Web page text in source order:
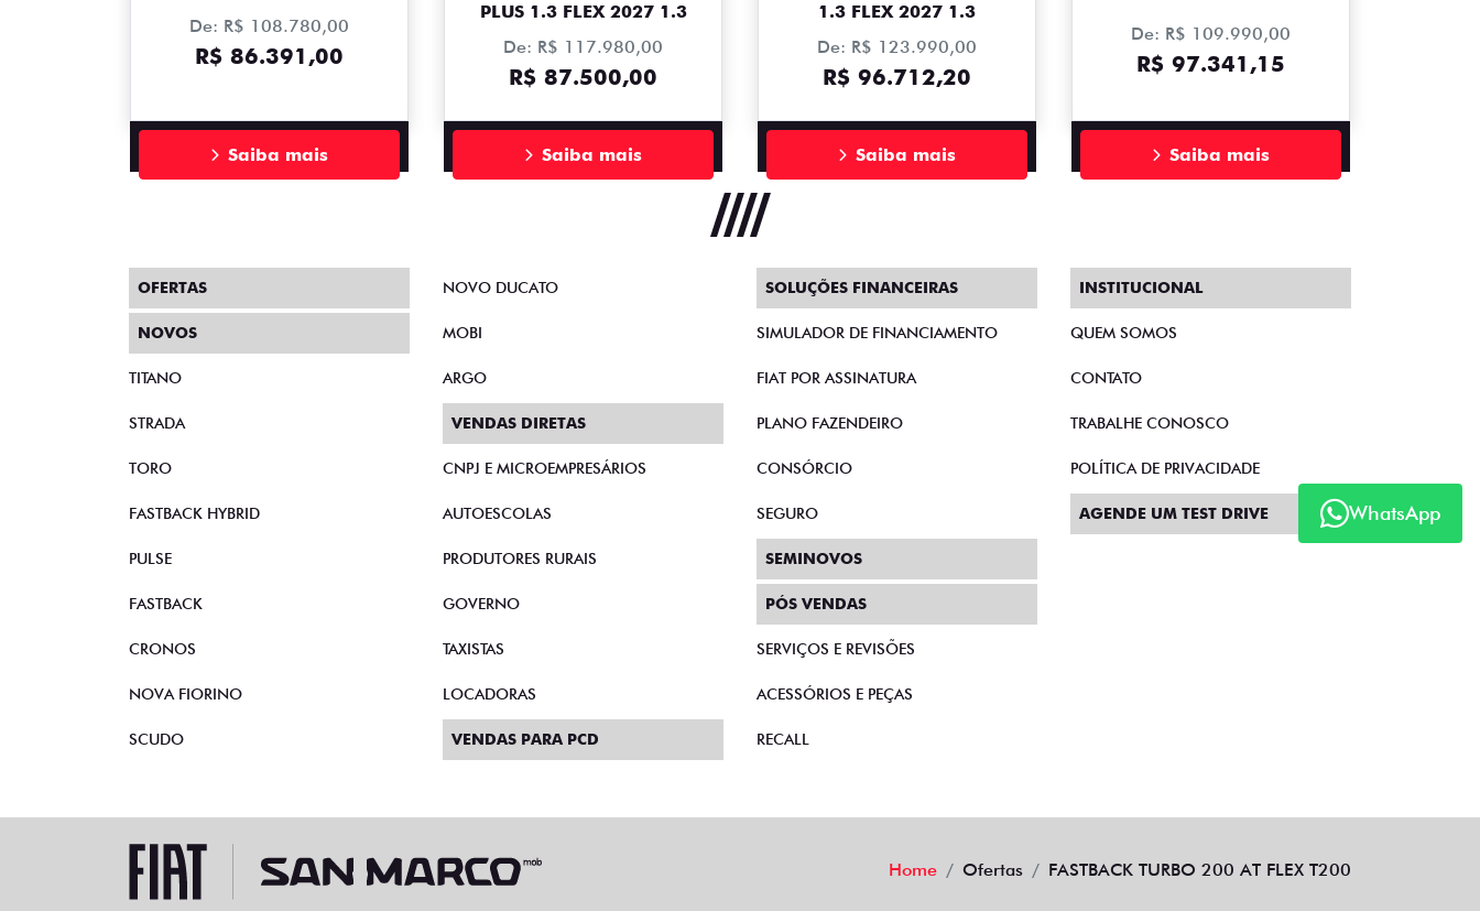
De: R$ 108.780,00
R$ 86.391,00
Saiba mais
PLUS 1.3 FLEX 2027 1.3
De: R$ 117.980,00
R$ 87.500,00
Saiba mais
1.3 FLEX 2027 1.3
De: R$ 123.990,00
R$ 96.712,20
Saiba mais
De: R$ 109.990,00
R$ 97.341,15
Saiba mais
WhatsApp
OFERTAS
NOVOS
TITANO
STRADA
TORO
FASTBACK HYBRID
PULSE
FASTBACK
CRONOS
NOVA FIORINO
SCUDO
NOVO DUCATO
MOBI
ARGO
VENDAS DIRETAS
CNPJ E MICROEMPRESÁRIOS
AUTOESCOLAS
PRODUTORES RURAIS
GOVERNO
TAXISTAS
LOCADORAS
VENDAS PARA PCD
SOLUÇÕES FINANCEIRAS
SIMULADOR DE FINANCIAMENTO
FIAT POR ASSINATURA
PLANO FAZENDEIRO
CONSÓRCIO
SEGURO
SEMINOVOS
PÓS VENDAS
SERVIÇOS E REVISÕES
ACESSÓRIOS E PEÇAS
RECALL
INSTITUCIONAL
QUEM SOMOS
CONTATO
TRABALHE CONOSCO
POLÍTICA DE PRIVACIDADE
AGENDE UM TEST DRIVE
Home Ofertas FASTBACK TURBO 200 AT FLEX T200